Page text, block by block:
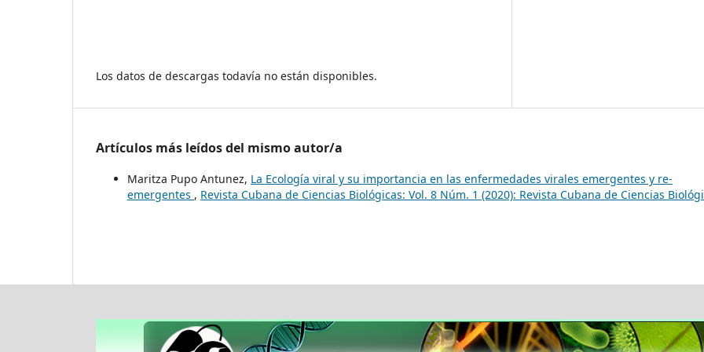
Los datos de descargas todavía no están disponibles.
Artículos más leídos del mismo autor/a
Maritza Pupo Antunez, La Ecología viral y su importancia en las enfermedades virales emergentes y re-
emergentes , Revista Cubana de Ciencias Biológicas: Vol. 8 Núm. 1 (2020): Revista Cubana de Ciencias